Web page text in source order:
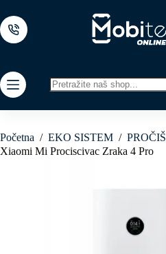
to
content
results
Početna / EKO SISTEM /
Xiaomi Mi Prociscivac Zraka 4 Pro